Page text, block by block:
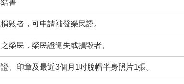
書
毀者，可申請補發榮民證。
榮民，榮民證遺失或損毀者。
、印章及最近3個月1吋脫帽半身照片1張。